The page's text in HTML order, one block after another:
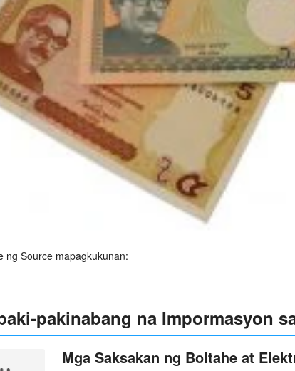
ng Source mapagkukunan:
pakinabang na Impormasyon
Mga Saksakan ng Boltahe at